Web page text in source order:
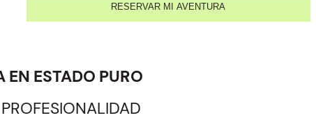
EN ESTADO PURO